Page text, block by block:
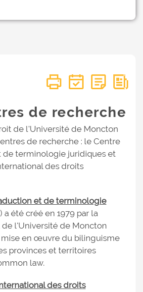
de recherche
de l'Université de Moncton
de recherche : le Centre
de terminologie juridiques et
des droits
et de terminologie
a été créé en 1979 par la
l'Université de Moncton
mise en œuvre du bilinguisme
provinces et territoires
law.
des droits